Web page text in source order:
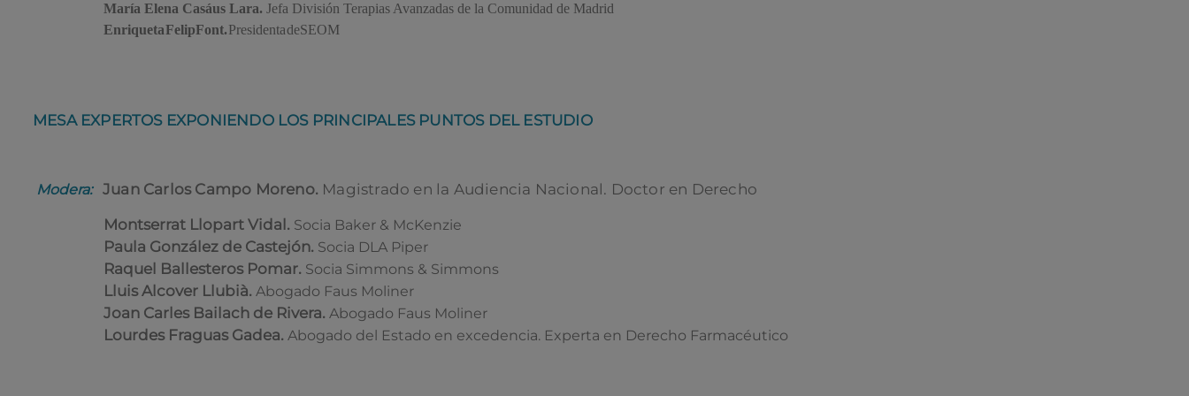
María Elena Casáus Lara. Jefa División Terapias Avanzadas de la Comunidad de Madrid
Enriqueta Felip Font.Presidenta de SEOM
MESA EXPERTOS EXPONIENDO LOS PRINCIPALES PUNTOS DEL ESTUDIO
Modera: Juan Carlos Campo Moreno. Magistrado en la Audiencia Nacional. Doctor en Derecho
Montserrat Llopart Vidal. Socia Baker & McKenzie
Paula González de Castejón. Socia DLA Piper
Raquel Ballesteros Pomar. Socia Simmons & Simmons
Lluis Alcover Llubià. Abogado Faus Moliner
Joan Carles Bailach de Rivera. Abogado Faus Moliner
Lourdes Fraguas Gadea. Abogado del Estado en excedencia. Experta en Derecho Farmacéutico